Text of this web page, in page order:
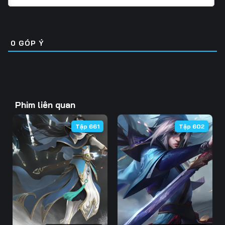
Tập 49
Tập 58
Tập 61 Tập 62 Tập 63
Tập 64 Tập 65 Tập 66
Tập 67 Tập 68 Tập 69
Tập 70 Tập 71 Tập 72
Tập 73 Tập 74 Tập 75
Tập 31 Tập 32 Tập 33
Tập 37 Tập 38 Tập 39
Tập 46 Tập 47 Tập 48
Tập 49 Tập 50 Tập 51
Tập 52 Tập 53 Tập 54
Tập 56 Tập 57
Tập 58 Tập 59 Tập 60
0 GÓP Ý
Phim liên quan
Tập 661 Tập 602